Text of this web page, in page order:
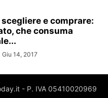
e comprare:
che consuma
Giu 14, 2017
- P. IVA 05410020969